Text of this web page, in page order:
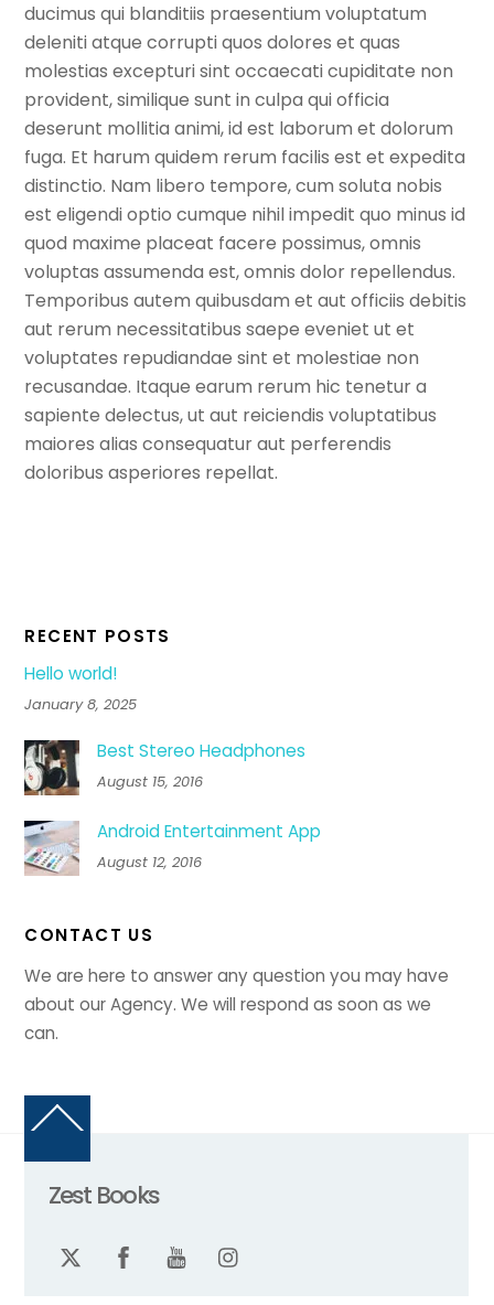
ducimus qui blanditiis praesentium voluptatum
deleniti atque corrupti quos dolores et quas
molestias excepturi sint occaecati cupiditate non
provident, similique sunt in culpa qui officia
deserunt mollitia animi, id est laborum et dolorum
fuga. Et harum quidem rerum facilis est et expedita
distinctio. Nam libero tempore, cum soluta nobis
est eligendi optio cumque nihil impedit quo minus id
quod maxime placeat facere possimus, omnis
voluptas assumenda est, omnis dolor repellendus.
Temporibus autem quibusdam et aut officiis debitis
aut rerum necessitatibus saepe eveniet ut et
voluptates repudiandae sint et molestiae non
recusandae. Itaque earum rerum hic tenetur a
sapiente delectus, ut aut reiciendis voluptatibus
maiores alias consequatur aut perferendis
doloribus asperiores repellat.
RECENT POSTS
Hello world!
January 8, 2025
Best Stereo Headphones
August 15, 2016
Android Entertainment App
August 12, 2016
CONTACT US
We are here to answer any question you may have
about our Agency. We will respond as soon as we
can.
Back
Top
Zest Books